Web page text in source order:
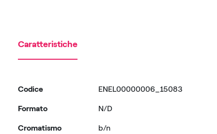
Caratteristiche
Codice
Formato
Cromatismo
ENEL00000006_15083
N/D
b/n